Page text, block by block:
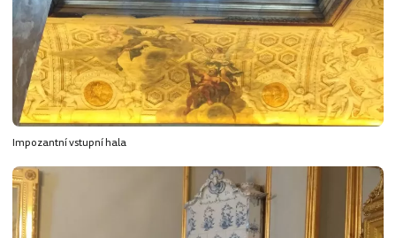
Impozantní vstupní hala